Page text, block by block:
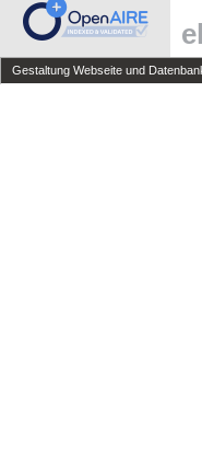
Gestaltung Webseite und